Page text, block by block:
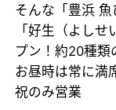
そんな「豊浜
「好生（よし
プン！約20種類
お昼時は常に満
祝のみ営業